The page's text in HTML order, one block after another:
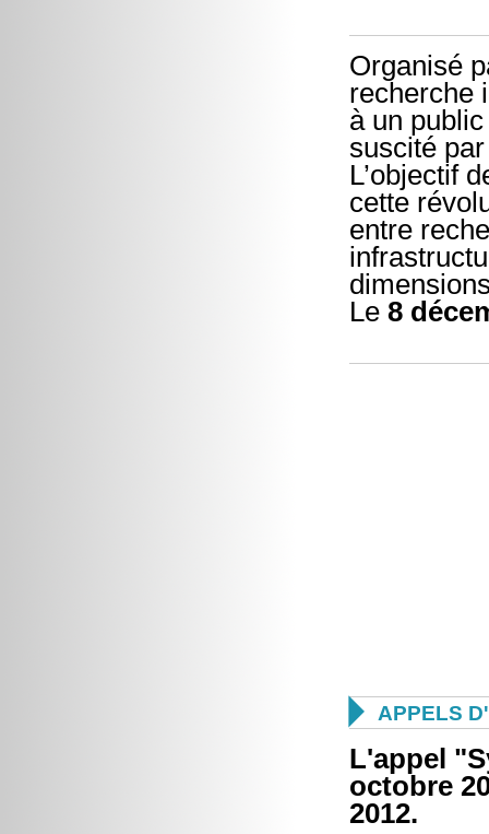
Organisé
recherche
à un
suscité
L’objectif
cette
entre
Le 8
 APPELS
L'appel
octobre
2012.